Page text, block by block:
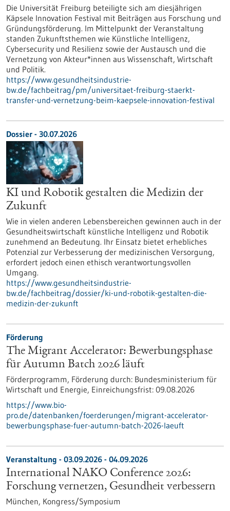
Die Universität Freiburg beteiligte sich am diesjährigen
Käpsele Innovation Festival mit Beiträgen aus Forschung und
Gründungsförderung. Im Mittelpunkt der Veranstaltung
standen Zukunftsthemen wie Künstliche Intelligenz,
Cybersecurity und Resilienz sowie der Austausch und die
Vernetzung von Akteur*innen aus Wissenschaft, Wirtschaft
und Politik.
https://www.gesundheitsindustrie-
bw.de/fachbeitrag/pm/universitaet-freiburg-staerkt-
transfer-und-vernetzung-beim-kaepsele-innovation-festival
Dossier - 30.07.2026
KI und Robotik gestalten die Medizin der
Zukunft
Wie in vielen anderen Lebensbereichen gewinnen auch in der
Gesundheitswirtschaft künstliche Intelligenz und Robotik
zunehmend an Bedeutung. Ihr Einsatz bietet erhebliches
Potenzial zur Verbesserung der medizinischen Versorgung,
erfordert jedoch einen ethisch verantwortungsvollen
Umgang.
https://www.gesundheitsindustrie-
bw.de/fachbeitrag/dossier/ki-und-robotik-gestalten-die-
medizin-der-zukunft
Förderung
The Migrant Accelerator: Bewerbungsphase
für Autumn Batch 2026 läuft
Förderprogramm, Förderung durch: Bundesministerium für
Wirtschaft und Energie, Einreichungsfrist: 09.08.2026
https://www.bio-
pro.de/datenbanken/foerderungen/migrant-accelerator-
bewerbungsphase-fuer-autumn-batch-2026-laeuft
Veranstaltung - 03.09.2026 - 04.09.2026
International NAKO Conference 2026:
Forschung vernetzen, Gesundheit verbessern
München, Kongress/Symposium